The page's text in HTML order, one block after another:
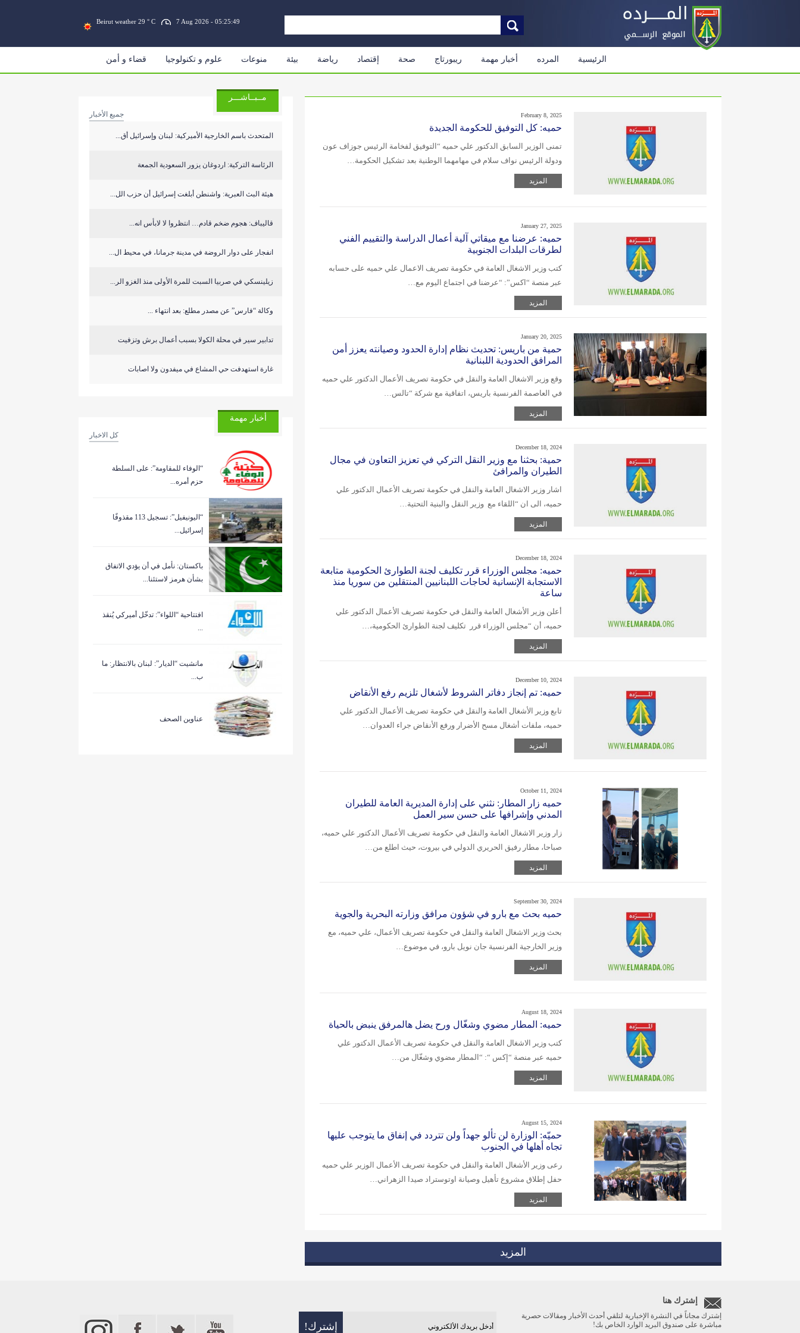
Beirut weather 29 ° C 7 Aug 2026 - 05:25:50
الرئيسية المرده أخبار مهمة ريبورتاج صحة إقتصاد رياضة بيئة منوعات علوم و تكنولوجيا قضاء و أمن
February 8, 2025
حميه: كل التوفيق للحكومة الجديدة
تمنى الوزير السابق الدكتور علي حميه “التوفيق لفخامة الرئيس جوزاف عون
ودولة الرئيس نواف سلام في مهامهما الوطنية بعد تشكيل الحكومة…
المزيد
January 27, 2025
حميه: عرضنا مع ميقاتي آلية أعمال الدراسة والتقييم الفني
لطرقات البلدات الجنوبية
كتب وزير الاشغال العامة في حكومة تصريف الاعمال علي حميه على حسابه
عبر منصة “اكس”: “عرضنا في اجتماع اليوم مع…
المزيد
January 20, 2025
حمية من باريس: تحديث نظام إدارة الحدود وصيانته يعزز أمن
المرافق الحدودية اللبنانية
وقع وزير الاشغال العامة والنقل في حكومة تصريف الأعمال الدكتور علي حميه
في العاصمة الفرنسية باريس، اتفاقية مع شركة “تالس…
المزيد
December 18, 2024
حمية: بحثنا مع وزير النقل التركي في تعزيز التعاون في مجال
الطيران والمرافئ
اشار وزير الاشغال العامة والنقل في حكومة تصريف الأعمال الدكتور علي
حميه، الى ان “اللقاء مع وزير النقل والبنية التحتية…
المزيد
December 18, 2024
حميه: مجلس الوزراء قرر تكليف لجنة الطوارئ الحكومية متابعة
الاستجابة الإنسانية لحاجات اللبنانيين المنتقلين من سوريا منذ
ساعة
أعلن وزير الأشغال العامة والنقل في حكومة تصريف الأعمال الدكتور علي
حميه، أن “مجلس الوزراء قرر تكليف لجنة الطوارئ الحكومية،…
المزيد
December 10, 2024
حميه: تم إنجاز دفاتر الشروط لأشغال تلزيم رفع الأنقاض
تابع وزير الأشغال العامة والنقل في حكومة تصريف الأعمال الدكتور علي
حميه، ملفات أشغال مسح الأضرار ورفع الأنقاض جراء العدوان…
المزيد
October 11, 2024
حميه زار المطار: نثني على إدارة المديرية العامة للطيران
المدني وإشرافها على حسن سير العمل
زار وزير الاشغال العامة والنقل في حكومة تصريف الأعمال الدكتور علي حميه،
صباحا، مطار رفيق الحريري الدولي في بيروت، حيث اطلع من…
المزيد
September 30, 2024
حميه بحث مع بارو في شؤون مرافق وزارته البحرية والجوية
بحث وزير الاشغال العامة والنقل في حكومة تصريف الأعمال، علي حميه، مع
وزير الخارجية الفرنسية جان نويل بارو، في موضوع…
المزيد
August 18, 2024
حميه: المطار مضوي وشغّال ورح يضل هالمرفق ينبض بالحياة
كتب وزير الاشغال العامة والنقل في حكومة تصريف الأعمال الدكتور علي
حميه عبر منصة “إكس “: “المطار مضوي وشغّال من…
المزيد
August 15, 2024
حميّه: الوزارة لن تألو جهداً ولن تتردد في إنفاق ما يتوجب عليها
تجاه أهلها في الجنوب
رعى وزير الأشغال العامة والنقل في حكومة تصريف الأعمال الوزير علي حميه
حفل إطلاق مشروع تأهيل وصيانة اوتوستراد صيدا الزهراني…
المزيد
المزيد
مــبــاشـــر
جميع الأخبار
المتحدث باسم الخارجية الأميركية: لبنان وإسرائيل أق...
الرئاسة التركية: اردوغان يزور السعودية الجمعة
هيئة البث العبرية: واشنطن أبلغت إسرائيل أن حزب الل...
قاليباف: هجوم ضخم قادم… انتظروا لا لابأس انه...
انفجار على دوار الروضة في مدينة جرمانا، في محيط ال...
زيلينسكي في صربيا السبت للمرة الأولى منذ الغزو الر...
وكالة “فارس” عن مصدر مطلع: بعد انتهاء ...
تدابير سير في محلة الكولا بسبب أعمال برش وتزفيت
غارة استهدفت حي المشاع في ميفدون ولا اصابات
أخبار مهمة
كل الاخبار
“الوفاء للمقاومة”: على السلطة
حزم أمره...
“اليونيفيل”: تسجيل 113 مقذوفًا
إسرائيل...
باكستان: نأمل في أن يؤدي الاتفاق
بشأن هرمز لاستئنا...
افتتاحية “اللواء”: تدخّل أميركي يُنقذ
...
مانشيت “الديار”: لبنان بالانتظار: ما
ب...
عناوين الصحف
إشترك هنا
إشترك مجاناً في النشرة الإخبارية لتلقي أحدث الأخبار ومقالات حصرية
مباشرة على صندوق البريد الوارد الخاص بك!